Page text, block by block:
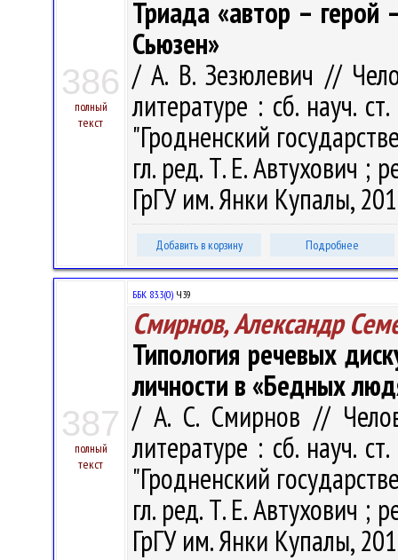
386
полный
текст
Триада «автор – герой
Сьюзен»
/ А. В. Зезюлевич //
литературе : сб. науч.
"Гродненский
гл. ред. Т. Е. Автухович ;
ГрГУ им. Янки Купалы,
Добавить в корзину Подробнее
387
полный
текст
ББК 83.3(0) Ч39
Смирнов, Александр
Типология речевых
личности в «Бедных
/ А. С. Смирнов //
литературе : сб. науч.
"Гродненский
гл. ред. Т. Е. Автухович ;
ГрГУ им. Янки Купалы,